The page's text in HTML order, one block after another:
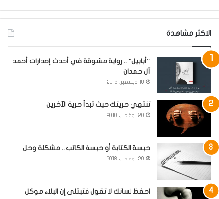
الاكثر مشاهدة
“أبابيل” .. رواية مشوقة في أحدث إصدارات أحمد
آل حمدان
10 ديسمبر، 2019
تنتهي حريتك حيث تبدأ حرية الآخرين
20 نوفمبر، 2018
حبسة الكتابة أو حبسة الكاتب .. مشكلة وحل
20 نوفمبر، 2018
احفظ لسانك لا تقول فتبتلى إن البلاء موكل